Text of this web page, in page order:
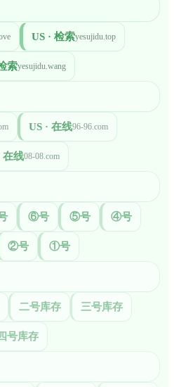
US · 检索yesujidu.top
索yesujidu.wang
US · 在线96-96.com
在线08-08.com
⑥号 ⑤号 ④号
②号 ①号
二号库存 三号库存
号库存